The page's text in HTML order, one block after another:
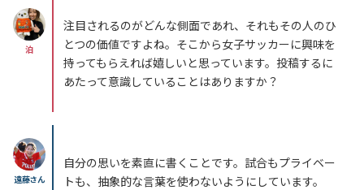
泊
注目されるのがどんな側面であれ、それもその人のひ
とつの価値ですよね。そこから女子サッカーに興味を
持ってもらえれば嬉しいと思っています。投稿するに
あたって意識していることはありますか？
遠藤さん
自分の思いを素直に書くことです。試合もプライベー
トも、抽象的な言葉を使わないようにしています。